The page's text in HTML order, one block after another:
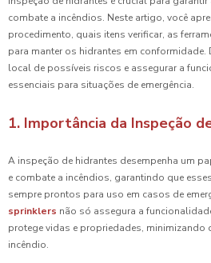
combate a incêndios. Neste artigo, você
procedimento, quais itens verificar, as
para manter os hidrantes em conformidade.
local de possíveis riscos e assegurar a
essenciais para situações de emergência.
1. Importância da Inspeção
A inspeção de hidrantes desempenha um
e combate a incêndios, garantindo que
sempre prontos para uso em casos de
sprinklers não só assegura a
protege vidas e propriedades, minimizando
incêndio.